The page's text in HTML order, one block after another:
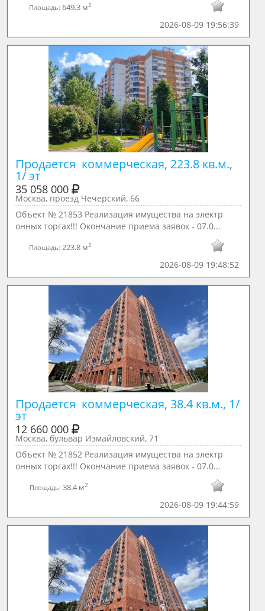
Площадь:649.3 м2
2026-08-09 19:56:39
Продается  коммерческая, 223.8 кв.м.,
1/ эт
35 058 000
Москва, проезд Чечерский, 66
Объект № 21853 Реализация имущества на электр
онных торгах!!! Окончание приема заявок - 07.0...
Площадь: 223.8 м2
2026-08-09 19:48:52
Продается  коммерческая, 38.4 кв.м., 1/
эт
12 660 000
Москва, бульвар Измайловский, 71
Объект № 21852 Реализация имущества на электр
онных торгах!!! Окончание приема заявок - 07.0...
Площадь:38.4 м2
2026-08-09 19:44:59